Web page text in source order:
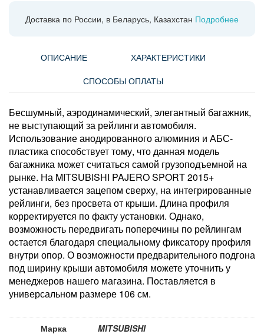
Доставка по России, в Беларусь, Казахстан Подробнее
ОПИСАНИЕ
ХАРАКТЕРИСТИКИ
СПОСОБЫ ОПЛАТЫ
Бесшумный, аэродинамический, элегантный багажник,
не выступающий за рейлинги автомобиля.
Использование анодированного алюминия и АБС-
пластика способствует тому, что данная модель
багажника может считаться самой грузоподъемной на
рынке. На MITSUBISHI PAJERO SPORT 2015+
устанавливается зацепом сверху, на интегрированные
рейлинги, без просвета от крыши. Длина профиля
корректируется по факту установки. Однако,
возможность передвигать поперечины по рейлингам
остается благодаря специальному фиксатору профиля
внутри опор. О возможности предварительного подгона
под ширину крыши автомобиля можете уточнить у
менеджеров нашего магазина. Поставляется в
универсальном размере 106 см.
Марка MITSUBISHI